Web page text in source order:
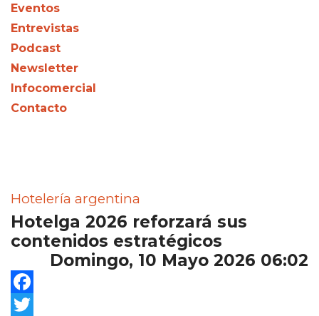
Eventos
Entrevistas
Podcast
Newsletter
Infocomercial
Contacto
Hotelería argentina
Hotelga 2026 reforzará sus
contenidos estratégicos
Domingo, 10 Mayo 2026 06:02
Facebook